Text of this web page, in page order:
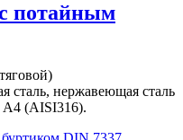
потайным
сталь, нержавеющая сталь
A4 (AISI316).